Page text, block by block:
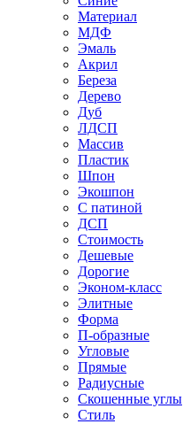
Материал
МДФ
Эмаль
Акрил
Береза
Дерево
Дуб
ЛДСП
Массив
Пластик
Шпон
Экошпон
С патиной
ДСП
Стоимость
Дешевые
Дорогие
Эконом-класс
Элитные
Форма
П-образные
Угловые
Прямые
Радиусные
Скошенные углы
Стиль